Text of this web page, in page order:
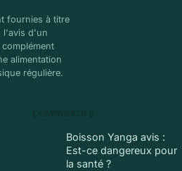
fournies à titre
l'avis d'un
alimentation
régulière.
Boisson Yanga avis :
Est-ce dangereux pour
la santé ?